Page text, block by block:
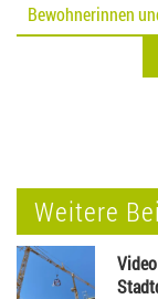
Bewohnerinnen
Weitere